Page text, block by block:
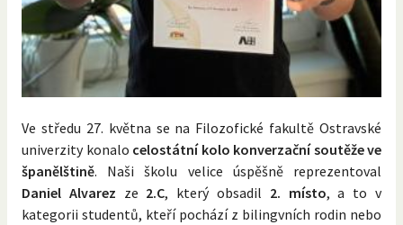
Ve středu 27. května se na Filozofické fakultě Ostravské
univerzity konalo celostátní kolo konverzační soutěže ve
španělštině. Naši školu velice úspěšně reprezentoval
Daniel Alvarez ze 2.C, který obsadil 2. místo, a to v
kategorii studentů, kteří pochází z bilingvních rodin nebo